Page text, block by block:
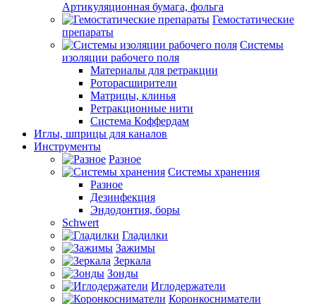
Артикуляционная бумага, фольга
Гемостатические
препараты
Системы
изоляции рабочего поля
Материалы для ретракции
Роторасширители
Матрицы, клинья
Ретракционные нити
Система Коффердам
Иглы, шприцы для каналов
Инструменты
Разное
Системы хранения
Разное
Дезинфекция
Эндодонтия, боры
Schwert
Гладилки
Зажимы
Зеркала
Зонды
Иглодержатели
Коронкосниматели